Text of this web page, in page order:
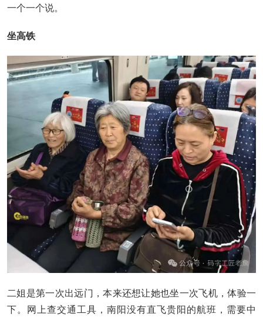
一个一个说。
坐高铁
二姐是第一次出远门，本来还想让她也坐一次飞机，体验一
下。网上查交通工具，南阳没有直飞贵阳的航班，需要中